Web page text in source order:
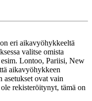
eri aikavyöhykkeeltä
valitse omista
Lontoo, Pariisi, New
aikavyöhykkeen
asetukset ovat vain
rekisteröitynyt, tämä on